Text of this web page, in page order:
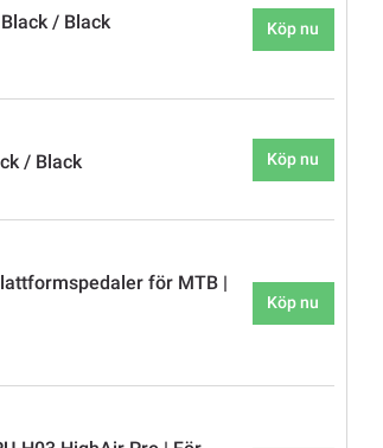
/ Black
Köp nu
/ Black
Köp nu
för MTB |
Köp nu